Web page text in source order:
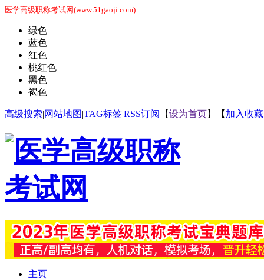
医学高级职称考试网(www.51gaoji.com)
绿色
蓝色
红色
桃红色
黑色
褐色
高级搜索|网站地图|TAG标签|RSS订阅 【设为首页】【 加入收藏
主页